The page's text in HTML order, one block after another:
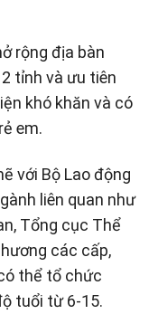
rộng địa bàn
tỉnh và ưu tiên
khó khăn và có
em.
với Bộ Lao động
liên quan như
Tổng cục Thể
các cấp,
thể tổ chức
tuổi từ 6-15.